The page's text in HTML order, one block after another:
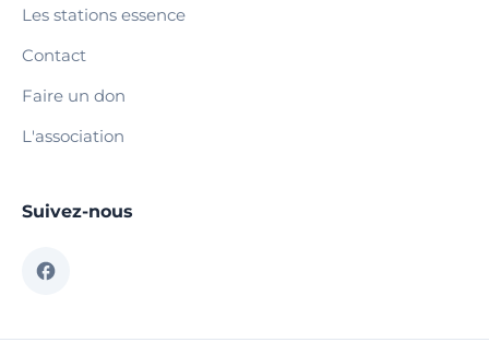
Les stations essence
Contact
Faire un don
L'association
Suivez-nous